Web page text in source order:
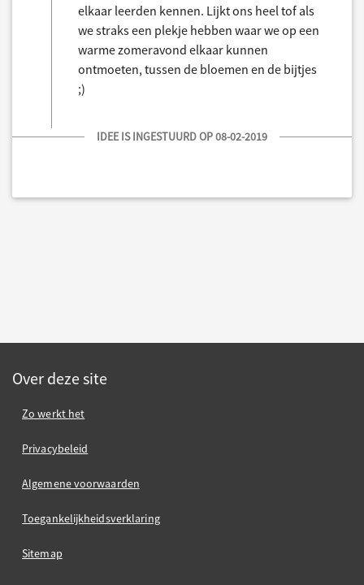
elkaar leerden kennen. Lijkt ons heel tof als
we straks een plekje hebben waar we op een
warme zomeravond elkaar kunnen
ontmoeten, tussen de bloemen en de bijtjes
;)
IDEE IS INGESTUURD OP 08-02-2019
Over deze site
Zo werkt het
Privacybeleid
Algemene voorwaarden
Toegankelijkheidsverklaring
Sitemap